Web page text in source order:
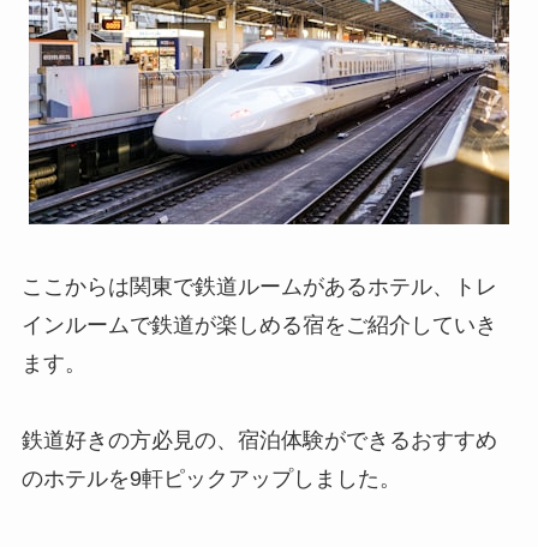
ここからは関東で鉄道ルームがあるホテル、トレ
インルームで鉄道が楽しめる宿をご紹介していき
ます。
鉄道好きの方必見の、宿泊体験ができるおすすめ
のホテルを9軒ピックアップしました。